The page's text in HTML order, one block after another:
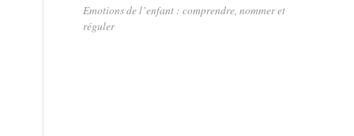
Emotions de l’enfant : comprendre, nommer et
réguler